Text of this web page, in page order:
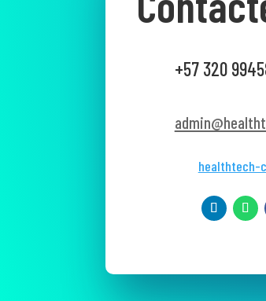
+57 320
healthtech-